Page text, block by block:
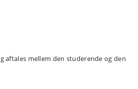
aftales mellem den studerende og den